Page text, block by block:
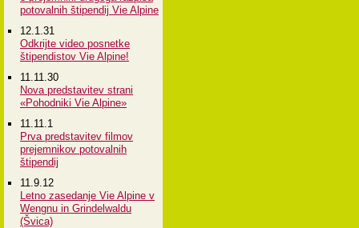
potovalnih štipendij Vie Alpine
12.1.31
Odkrijte video posnetke
štipendistov Vie Alpine!
11.11.30
Nova predstavitev strani
«Pohodniki Vie Alpine»
11.11.1
Prva predstavitev filmov
prejemnikov potovalnih
štipendij
11.9.12
Letno zasedanje Vie Alpine v
Wengnu in Grindelwaldu
(Švica)